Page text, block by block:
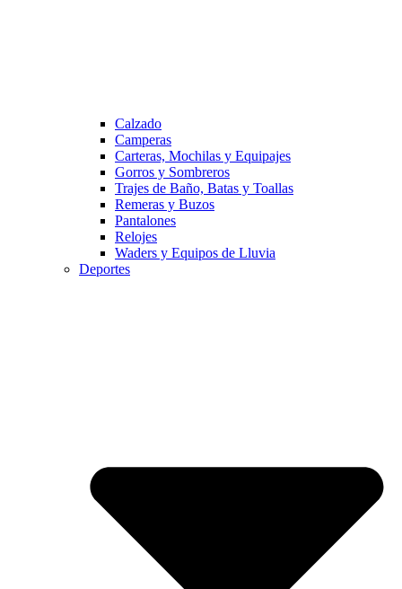
Calzado
Camperas
Carteras, Mochilas y Equipajes
Gorros y Sombreros
Trajes de Baño, Batas y Toallas
Remeras y Buzos
Pantalones
Relojes
Waders y Equipos de Lluvia
Deportes